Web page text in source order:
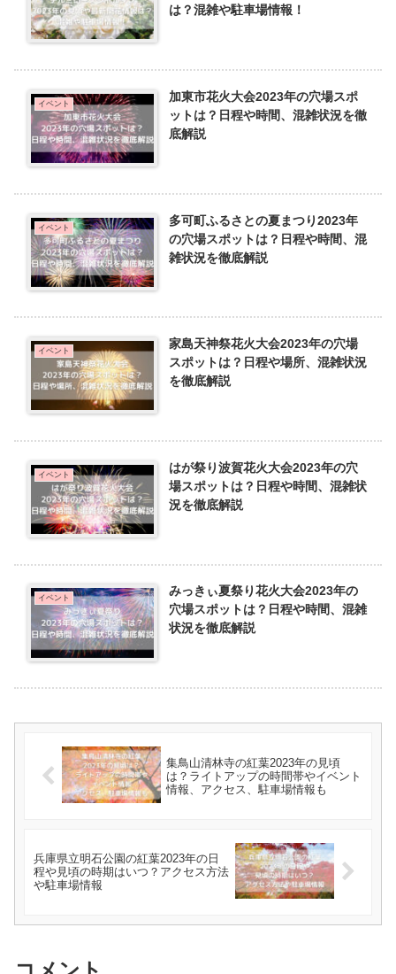
は？混雑や駐車場情報！
イベント
加東市花火大会2023年の穴場スポ
ットは？日程や時間、混雑状況を徹
底解説
イベント
多可町ふるさとの夏まつり2023年
の穴場スポットは？日程や時間、混
雑状況を徹底解説
イベント
家島天神祭花火大会2023年の穴場
スポットは？日程や場所、混雑状況
を徹底解説
イベント
はが祭り波賀花火大会2023年の穴
場スポットは？日程や時間、混雑状
況を徹底解説
イベント
みっきぃ夏祭り花火大会2023年の
穴場スポットは？日程や時間、混雑
状況を徹底解説
集鳥山清林寺の紅葉2023年の見頃
は？ライトアップの時間帯やイベント
情報、アクセス、駐車場情報も
兵庫県立明石公園の紅葉2023年の日
程や見頃の時期はいつ？アクセス方法
や駐車場情報